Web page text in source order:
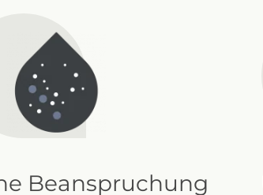
Beanspruchung